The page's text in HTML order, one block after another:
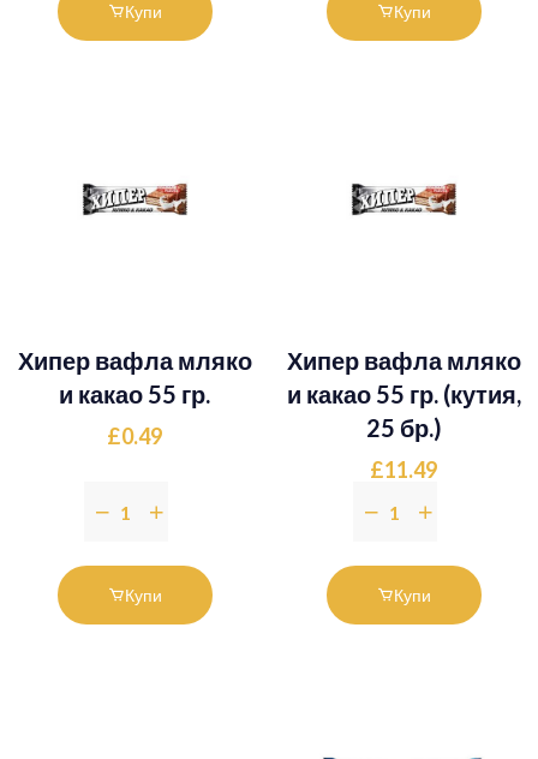
Купи Купи
Хипер вафла мляко
и какао 55 гр.
£0.49
Купи
Хипер вафла мляко
и какао 55 гр. (кутия,
25 бр.)
£11.49
Купи